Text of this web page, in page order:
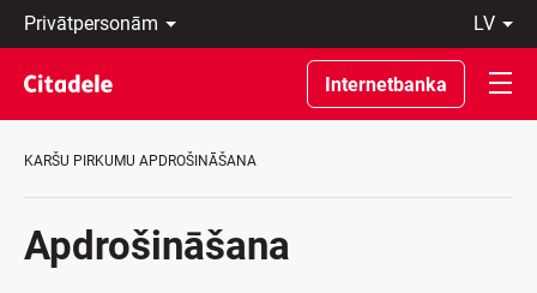
Privātpersonām
Uzņēmumiem
Private
Banking
Par
C
lv
Latviski
По-
русски
In
Internetbanka
KARŠU PIRKUMU APDROŠINĀŠANA
Apdrošināšana